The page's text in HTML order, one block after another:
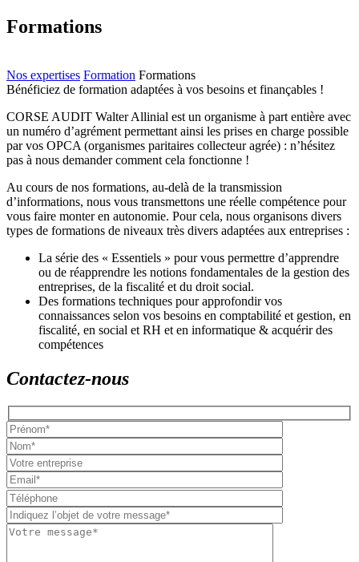
Formations
Nos expertises Formation Formations
Bénéficiez de formation adaptées à vos besoins et finançables !
CORSE AUDIT Walter Allinial est un organisme à part entière avec
un numéro d’agrément permettant ainsi les prises en charge possible
par vos OPCA (organismes paritaires collecteur agrée) : n’hésitez
pas à nous demander comment cela fonctionne !
Au cours de nos formations, au-delà de la transmission
d’informations, nous vous transmettons une réelle compétence pour
vous faire monter en autonomie. Pour cela, nous organisons divers
types de formations de niveaux très divers adaptées aux entreprises :
La série des « Essentiels » pour vous permettre d’apprendre
ou de réapprendre les notions fondamentales de la gestion des
entreprises, de la fiscalité et du droit social.
Des formations techniques pour approfondir vos
connaissances selon vos besoins en comptabilité et gestion, en
fiscalité, en social et RH et en informatique & acquérir des
compétences
Contactez-nous
Please
leave
this
field